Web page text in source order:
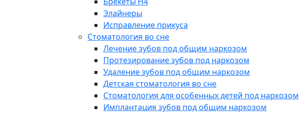
Элайнеры
Исправление прикуса
Стоматология во сне
Лечение зубов под общим наркозом
Протезирование зубов под наркозом
Удаление зубов под общим наркозом
Детская стоматология во сне
Стоматология для особенных детей под наркозом
Имплантация зубов под общим наркозом